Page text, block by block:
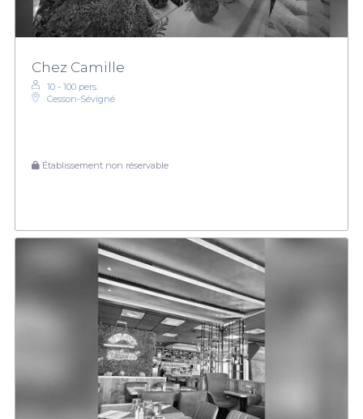
Chez Camille
10 - 100 pers.
Cesson-Sévigné
Établissement non réservable